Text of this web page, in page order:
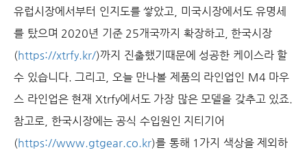
유럽시장에서부터 인지도를 쌓았고, 미국시장에서도 유명세
를 탔으며 2020년 기준 25개국까지 확장하고, 한국시장
(https://xtrfy.kr/)까지 진출했기때문에 성공한 케이스라 할
수 있습니다. 그리고, 오늘 만나볼 제품의 라인업인 M4 마우
스 라인업은 현재 Xtrfy에서도 가장 많은 모델을 갖추고 있죠.
참고로, 한국시장에는 공식 수입원인 지티기어
(https://www.gtgear.co.kr)를 통해 1가지 색상을 제외하